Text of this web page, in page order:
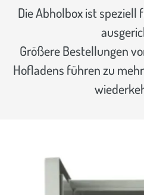
Die Abholbox ist speziell
Größere Bestellungen
Hofladens führen zu